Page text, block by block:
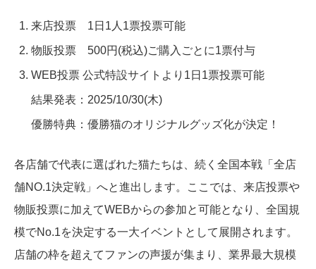
来店投票 1日1人1票投票可能
物販投票 500円(税込)ご購入ごとに1票付与
WEB投票 公式特設サイトより1日1票投票可能
結果発表：2025/10/30(木)
優勝特典：優勝猫のオリジナルグッズ化が決定！
各店舗で代表に選ばれた猫たちは、続く全国本戦「全店
舗NO.1決定戦」へと進出します。ここでは、来店投票や
物販投票に加えてWEBからの参加と可能となり、全国規
模でNo.1を決定する一大イベントとして展開されます。
店舗の枠を超えてファンの声援が集まり、業界最大規模